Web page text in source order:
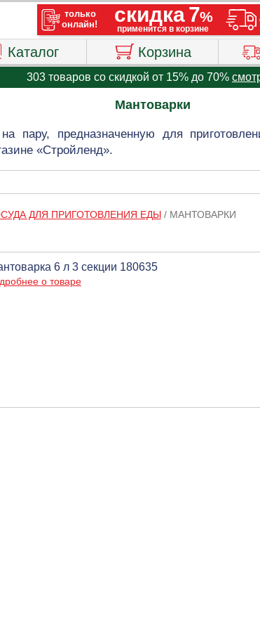
Каталог Корзина
303 товаров со скидкой от 15% до 70%
Мантоварки
пару, предназначенную для
«Стройленд».
ДЛЯ ПРИГОТОВЛЕНИЯ ЕДЫ/ МАНТОВАРКИ
6 л 3 секции 180635
о товаре